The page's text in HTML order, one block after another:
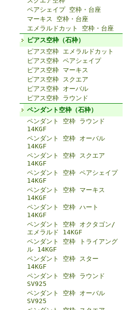
ペアシェイプ 空枠・台座
マーキス 空枠・台座
エメラルドカット 空枠・台座
ピアス空枠（石枠）
ピアス空枠 エメラルドカット
ピアス空枠 ペアシェイプ
ピアス空枠 マーキス
ピアス空枠 スクエア
ピアス空枠 オーバル
ピアス空枠 ラウンド
ペンダント空枠（石枠）
ペンダント 空枠 ラウンド
14KGF
ペンダント 空枠 オーバル
14KGF
ペンダント 空枠 スクエア
14KGF
ペンダント 空枠 ペアシェイプ
14KGF
ペンダント 空枠 マーキス
14KGF
ペンダント 空枠 ハート
14KGF
ペンダント 空枠 オクタゴン/
エメラルド 14KGF
ペンダント 空枠 トライアング
ル 14KGF
ペンダント 空枠 スター
14KGF
ペンダント 空枠 ラウンド
SV925
ペンダント 空枠 オーバル
SV925